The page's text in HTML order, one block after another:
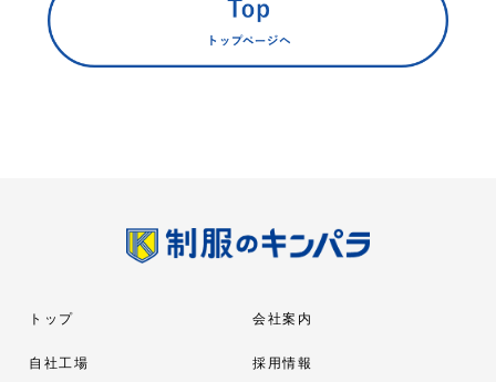
トップ
自社工場
会社案内
採用情報